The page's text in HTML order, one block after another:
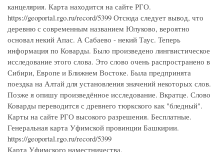
канцелярия. Карта находится на сайте РГО.
https://geoportal.rgo.ru/record/5399 Отсюда следует вывод, что
деревню с современным названием Юлуково, вероятно
основал некий Апас. А Сабаево - некий Таус. Теперь
информация по Коварды. Было произведено лингвистическое
исследование этого слова. Это слово очень распространено в
Сибири, Европе и Ближнем Востоке. Была предпринята
поездка на Алтай для установления значений некоторых слов.
Позже я опишу произведённое исследование. Вкратце. Слово
Коварды переводится с древнего тюркского как "бледный".
Карты на сайте РГО высокого разрешения. Бесплатные.
Генеральная карта Уфимской провинции Башкирии.
https://geoportal.rgo.ru/record/5399
Карта Уфимского наместничества.